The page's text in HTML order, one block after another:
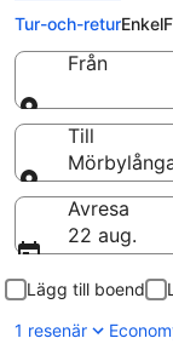
Billiga
Tur-och-returEnkel
Från
Från
Till
Till
Avresa
22 aug.
Lägg till boende
1 resenär